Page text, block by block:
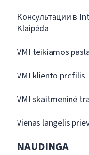
Консультации в
Klaipėda
VMI teikiamos
VMI kliento profilis
VMI skaitmeninė
Vienas langelis
NAUDINGA